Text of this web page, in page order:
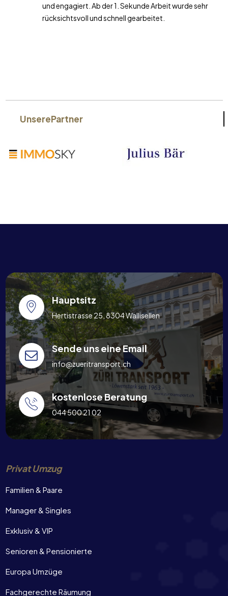
und engagiert. Ab der 1. Sekunde Arbeit wurde sehr
rücksichtsvoll und schnell gearbeitet.
UnserePartner
Hauptsitz
Hertistrasse 25, 8304 Wallisellen
Sende uns eine Email
info@zueritransport.ch
kostenlose Beratung
044 500 21 02
Privat Umzug
Familien & Paare
Manager & Singles
Exklusiv & VIP
Senioren & Pensionierte
Europa Umzüge
Fachgerechte Räumung